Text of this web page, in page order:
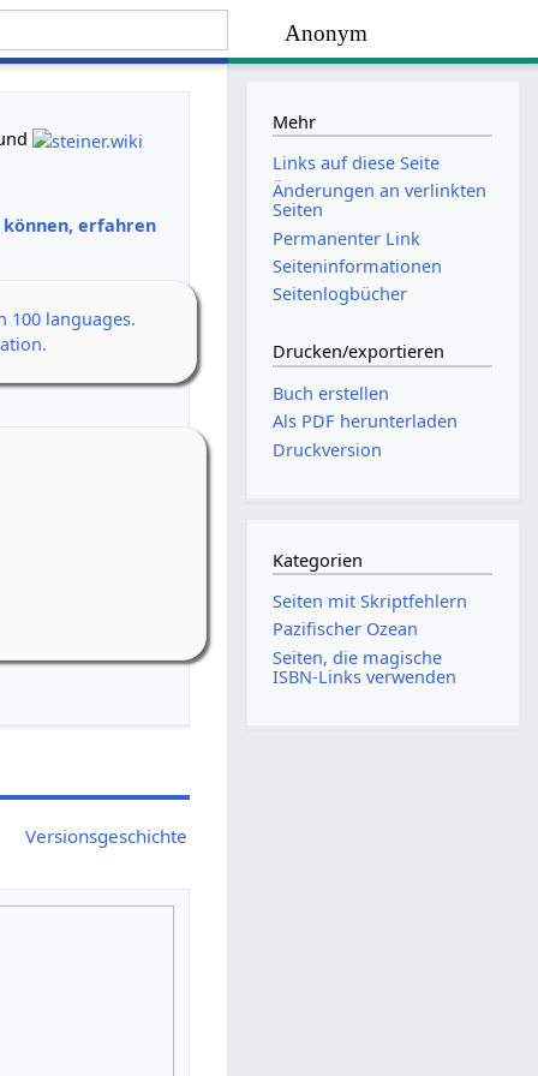
Anonym
können, erfahren
languages.
Versionsgeschichte
Mehr
Links auf diese Seite
Änderungen an verlinkten
Seiten
Permanenter Link
Seiten­­informationen
Seitenlogbücher
Drucken/­exportieren
Buch erstellen
Als PDF herunterladen
Druckversion
Kategorien
Seiten mit Skriptfehlern
Pazifischer Ozean
Seiten, die magische
ISBN-Links verwenden